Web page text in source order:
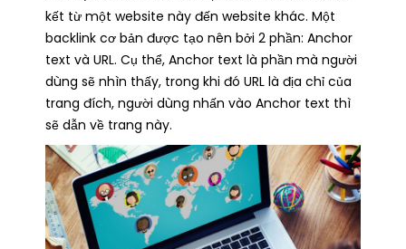
kết từ một website này đến website khác. Một
backlink cơ bản được tạo nên bởi 2 phần: Anchor
text và URL. Cụ thể, Anchor text là phần mà người
dùng sẽ nhìn thấy, trong khi đó URL là địa chỉ của
trang đích, người dùng nhấn vào Anchor text thì
sẽ dẫn về trang này.